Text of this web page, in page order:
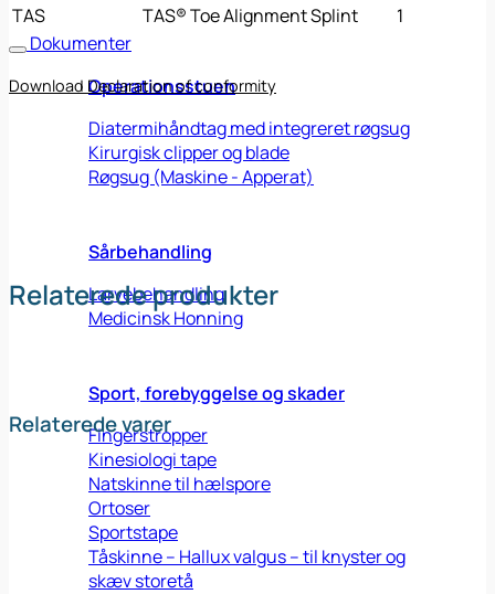
Operationsstuen
Diatermihåndtag med integreret røgsug
Kirurgisk clipper og blade
Røgsug (Maskine - Apperat)
Sårbehandling
Larvebehandling
Medicinsk Honning
Sport, forebyggelse og skader
Fingerstropper
Kinesiologi tape
Natskinne til hælspore
Ortoser
Sportstape
Tåskinne – Hallux valgus – til knyster og
skæv storetå
TAS
TAS® Toe Alignment Splint
1
Dokumenter
Download Declaration of conformity
Relaterede produkter
Relaterede varer